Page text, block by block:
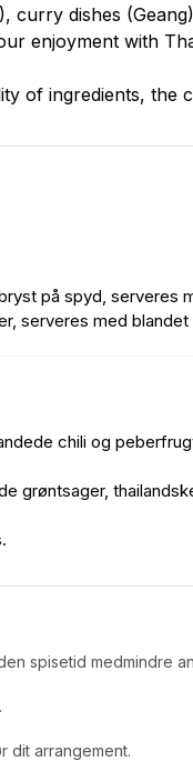
curry dishes
enjoyment with
of ingredients, the
på spyd, serveres
serveres med
chili og
grøntsager,
spisetid medmindre
dit arrangement.